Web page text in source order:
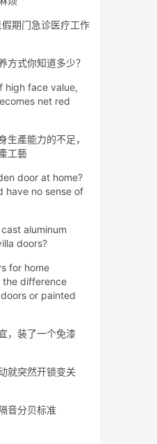
期门急诊医疗工作
方式你知道多少？
high face value,
net red
生產能力的不足，
工藝
door at home?
have no sense of
aluminum
doors?
for home
the difference
or painted
，装了一个免漆
就突然开锁变关
音分贝标准